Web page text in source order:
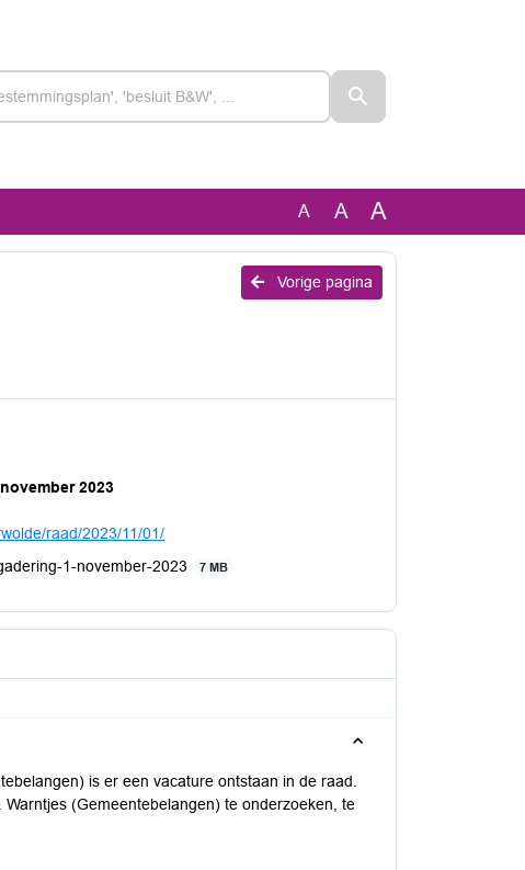
A A A
Vorige pagina
2023
raad/2023/11/01/
1-november-2023 7 MB
is er een vacature ontstaan in de raad.
(Gemeentebelangen) te onderzoeken, te